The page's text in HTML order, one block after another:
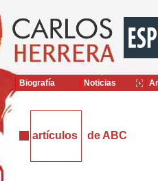
artículos de ABC
Biografía Noticias